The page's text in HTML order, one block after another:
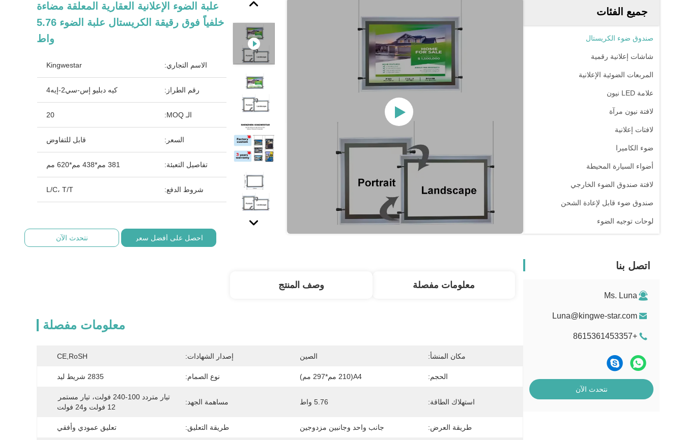
جميع الفئات
صندوق ضوء الكريستال
شاشات إعلانية رقمية
المربعات الضوئية الإعلانية
علامة LED نيون
لافتة نيون مرآة
لافتات إعلانية
ضوء الكاميرا
أضواء السيارة المحيطة
لافتة صندوق الضوء الخارجي
صندوق ضوء قابل لإعادة الشحن
لوحات توجيه الضوء
اتصل بنا
Ms. Luna
Luna@kingwe-star.com
+8615361453357
نتحدث الآن
علبة الضوء الإعلانية العقارية المعلقة مضاءة
خلفياً فوق رقيقة الكريستال علبة الضوء 5.76
واط
الاسم التجاري: Kingwestar
رقم الطراز: كيه دبليو إس-سي2-إيه4
الـ MOQ: 20
السعر: قابل للتفاوض
تفاصيل التعبئة: 381 مم*438 مم*620 مم
شروط الدفع: L/C، T/T
احصل على أفضل سعر نتحدث الآن
معلومات مفصلة وصف المنتج
معلومات مفصلة
مكان المنشأ: الصين إصدار الشهادات: CE,RoSH
الحجم: A4(210 مم*297 مم) نوع الصمام: 2835 شريط ليد
استهلاك الطاقة: 5.76 واط مساهمة الجهد:
12 فولت و24 فولت
طريقة العرض: جانب واحد وجانبين مزدوجين طريقة التعليق: تعليق عمودي وأفقي